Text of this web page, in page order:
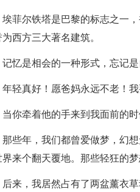
埃菲尔铁塔是巴黎的标志之一
西方三大著名建筑。
记忆是相会的一种形式，忘记是
年轻真好！愿爸妈永远不老！我
当你牵着他的手来到我面前的
那些年，我们都曾爱做梦，幻
来个翻天覆地。那些轻狂的
后来，我居然占有了两盆薰衣